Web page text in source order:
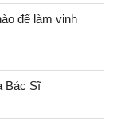
để làm vinh
Bác Sĩ